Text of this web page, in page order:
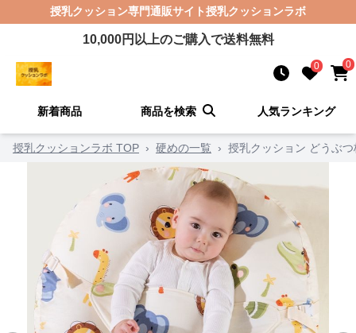
授乳クッション専門通販サイト授乳クッションラボ
10,000円以上のご購入で送料無料
0 0
新着商品 商品を検索 人気ランキング
授乳クッションラボ TOP › 硬めの一覧 › 授乳クッション どうぶ